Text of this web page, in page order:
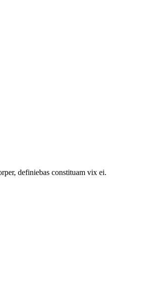
definiebas constituam vix ei.